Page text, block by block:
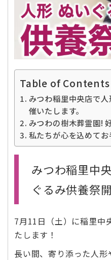
Table of Contents
みつわ稲里中央店で
催いたします。
みつわの樹木葬霊園!
私たちが心を込めてお
みつわ稲里中
ぐるみ供養祭
7月11日（土）に稲里中
たします！
長い間、寄り添った人